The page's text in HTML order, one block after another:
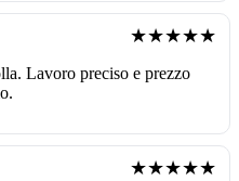
★★★★★
Lavoro preciso e prezzo
★★★★★